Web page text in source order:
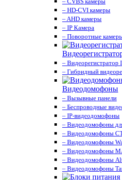
– HD-CVI камеры
– AHD камеры
– IP Камера
– Поворотные
– Видеорегистратор
– Гибридный
Видеодомофоны
– Вызывные панели
– Беспроводные
– IP-видеодомофоны
– Видеодомофоны
– Видеодомофоны
– Видеодомофоны
– Видеодомофоны
– Видеодомофоны
– Видеодомофоны